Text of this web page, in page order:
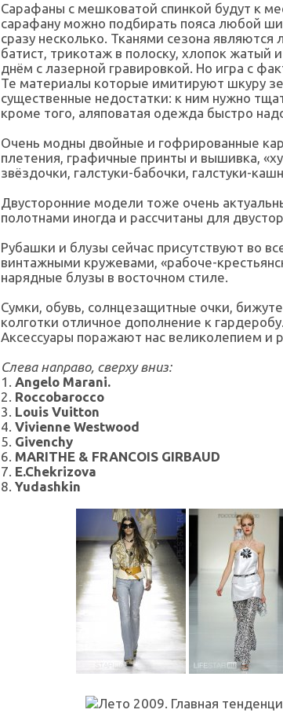
Сарафаны с мешковатой спинкой будут к
сарафану можно подбирать пояса любой
сразу несколько. Тканями сезона
батист, трикотаж в полоску, хлопок жатый
днём с лазерной гравировкой. Но игра с
Те материалы которые имитируют шкуру
существенные недостатки: к ним нужно
кроме того, аляповатая одежда быстро
Очень модны двойные и гофрированные
плетения, графичные принты и вышивка,
звёздочки, галстуки-бабочки, галстуки-
Двусторонние модели тоже очень
полотнами иногда и рассчитаны для
Рубашки и блузы сейчас присутствуют во
винтажными кружевами, «рабоче-
нарядные блузы в восточном стиле.
Сумки, обувь, солнцезащитные очки,
колготки отличное дополнение к
Аксессуары поражают нас великолепием и
Слева направо, сверху вниз:
1. Angelo Marani.
2. Roccobarocco
3. Louis Vuitton
4. Vivienne Westwood
5. Givenchy
6. MARITHE & FRANCOIS GIRBAUD
7. E.Chekrizova
8. Yudashkin